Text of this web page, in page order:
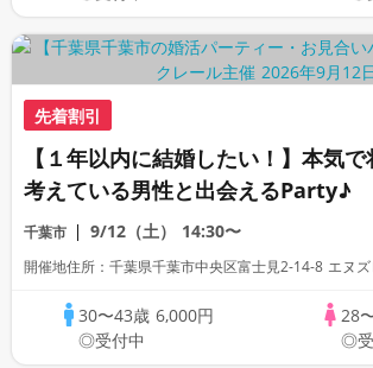
先着割引
【１年以内に結婚したい！】本気で
考えている男性と出会えるParty♪
千葉市 9/12（土） 14:30〜
開催地住所：千葉県千葉市中央区富士見2-14-8 エヌズ
30〜43歳 6,000円
◎受付中
28
◎